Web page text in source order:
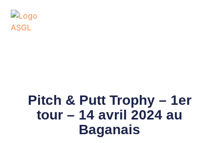
Pitch & Putt Trophy – 1er
tour – 14 avril 2024 au
Baganais